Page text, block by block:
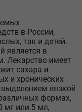
в России,
так и детей.
является в
Лекарство имеет
сахара и
и хронических
вязкой
формах,
мг или 5 мл,